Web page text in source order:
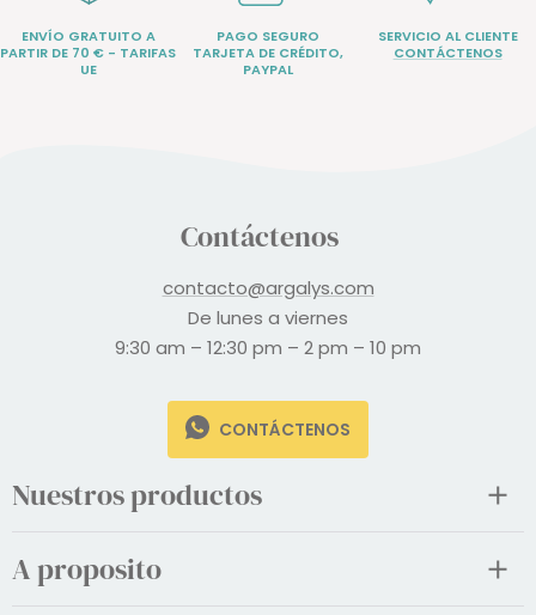
ENVÍO GRATUITO A
PARTIR DE 70 € - TARIFAS
PAGO SEGURO
TARJETA DE CRÉDITO,
SERVICIO AL CLIENTE
Contáctenos
contacto@argalys.com
De lunes a viernes
9:30 am – 12:30 pm – 2 pm – 10 pm
Nuestros productos
A proposito